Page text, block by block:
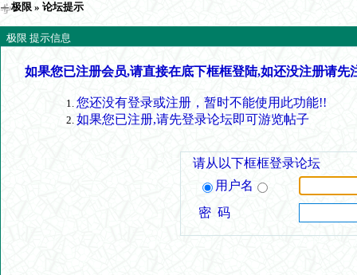
极限 » 论坛提示
极限 提示信息
如果您已注册会员,请直接在底下框框登陆,如还没注册请先
您还没有登录或注册，暂时不能使用此功能!!
如果您已注册,请先登录论坛即可游览帖子
请从以下框框登录论坛
用户名
密 码